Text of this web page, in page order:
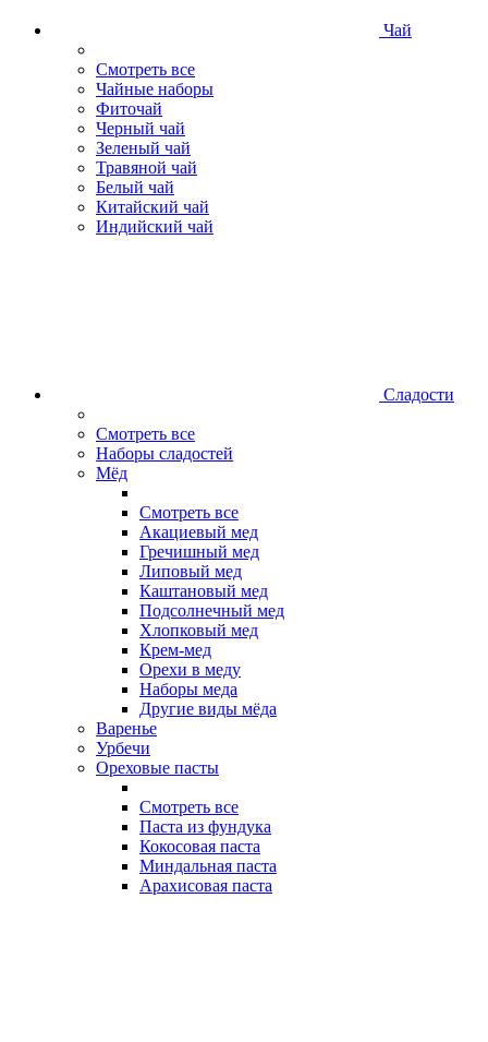
Чай
Смотреть все
Чайные наборы
Фиточай
Черный чай
Зеленый чай
Травяной чай
Белый чай
Китайский чай
Индийский чай
Сладости
Смотреть все
Наборы сладостей
Мёд
Смотреть все
Акациевый мед
Гречишный мед
Липовый мед
Каштановый мед
Подсолнечный мед
Хлопковый мед
Крем-мед
Орехи в меду
Наборы меда
Другие виды мёда
Варенье
Урбечи
Ореховые пасты
Смотреть все
Паста из фундука
Кокосовая паста
Миндальная паста
Арахисовая паста